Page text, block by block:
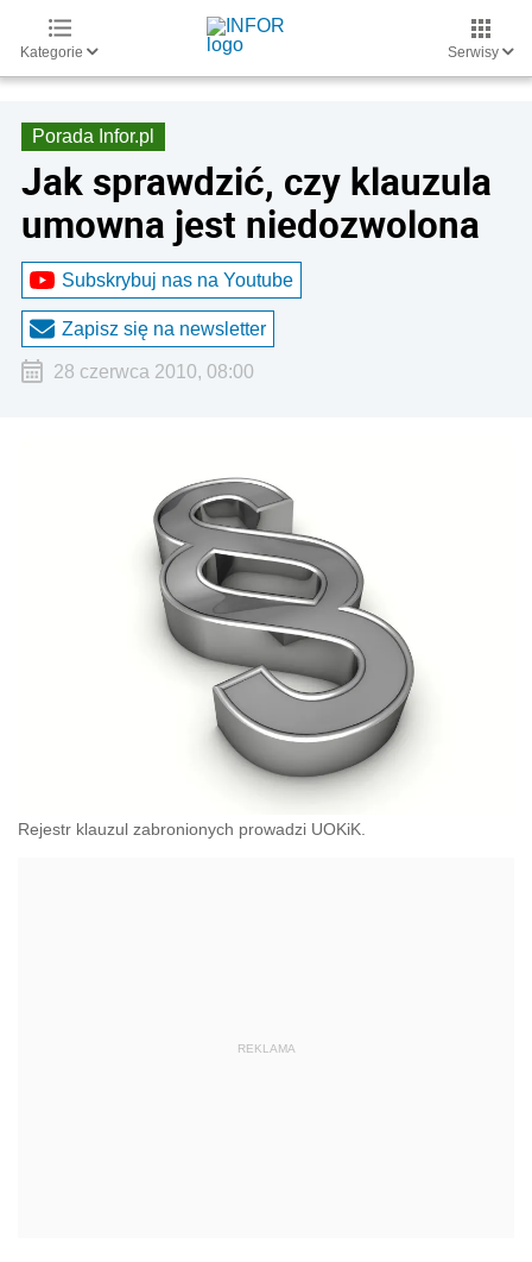
Kategorie Serwisy
Porada Infor.pl
Jak sprawdzić, czy klauzula
umowna jest niedozwolona
Subskrybuj nas na Youtube
Zapisz się na newsletter
28 czerwca 2010, 08:00
Rejestr klauzul zabronionych prowadzi UOKiK.